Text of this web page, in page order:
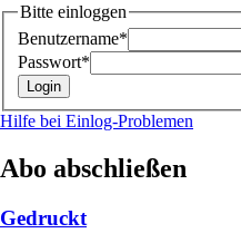
Bitte einloggen
Benutzername*
Passwort*
Hilfe bei Einlog-Problemen
Abo abschließen
Gedruckt